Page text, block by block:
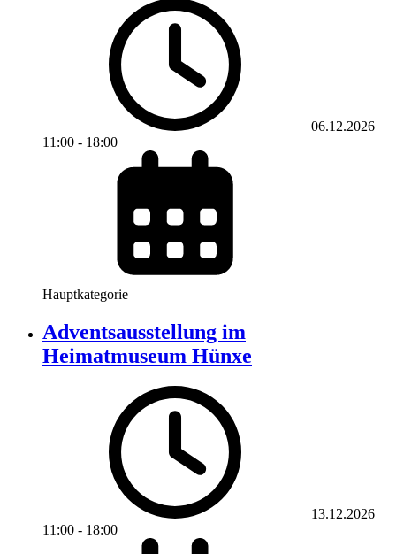
06.12.2026
11:00 - 18:00
Hauptkategorie
Adventsausstellung im
Heimatmuseum Hünxe
13.12.2026
11:00 - 18:00